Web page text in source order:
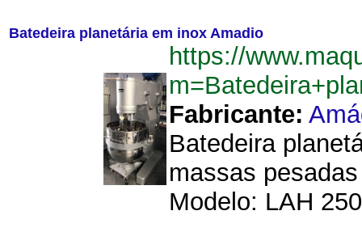
Batedeira planetária em inox Amadio
https://
Fabricante:
Batedeira
massas
Modelo: LAH